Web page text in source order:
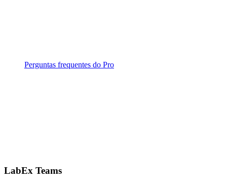
Perguntas frequentes do Pro
LabEx Teams